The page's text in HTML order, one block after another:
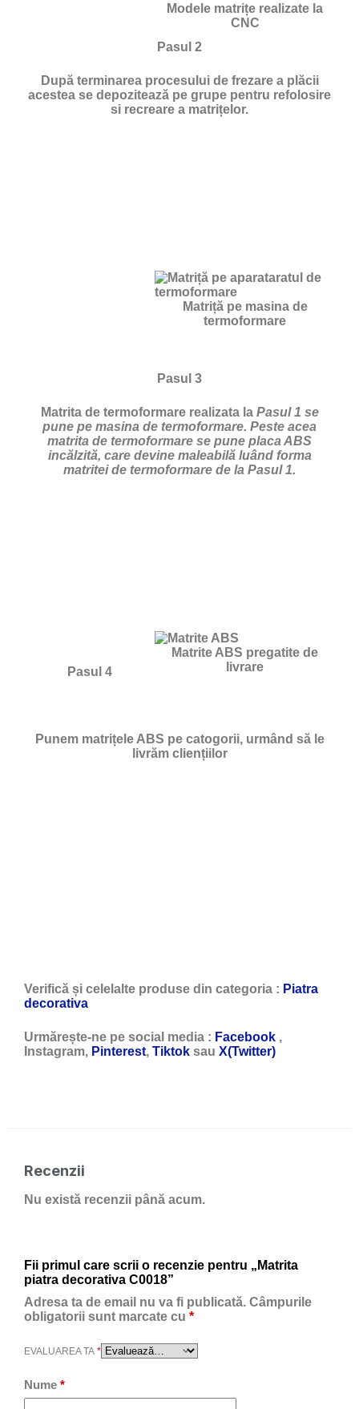
Modele matrițe realizate la
CNC
Pasul 2
După terminarea procesului de frezare a plăcii
acestea se depozitează pe grupe pentru refolosire
si recreare a matrițelor.
Matriță pe masina de
termoformare
Pasul 3
Matrita de termoformare realizata la Pasul 1 se
pune pe masina de termoformare. Peste acea
matrita de termoformare se pune placa ABS
incălzită, care devine maleabilă luând forma
matritei de termoformare de la Pasul 1.
Matrite ABS pregatite de
livrare
Pasul 4
Punem matrițele ABS pe catogorii, urmând să le
livrăm cliențiilor
Verifică și celelalte produse din categoria : Piatra
decorativa
Urmărește-ne pe social media : Facebook ,
Instagram, Pinterest, Tiktok sau X(Twitter)
Recenzii
Nu există recenzii până acum.
Fii primul care scrii o recenzie pentru „Matrita
piatra decorativa C0018”
Adresa ta de email nu va fi publicată. Câmpurile
obligatorii sunt marcate cu *
EVALUAREA TA *
Nume *